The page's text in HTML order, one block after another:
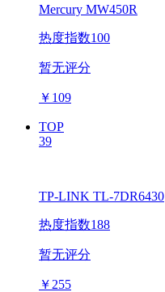
Mercury MW450R
热度指数100
暂无评分
￥ 109
TOP
39
TP-LINK TL-7DR6430
热度指数188
暂无评分
￥ 255